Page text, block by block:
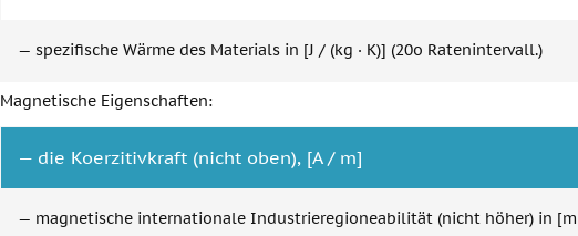
— spezifische Wärme des Materials in [J / (kg · K)] (20o Ratenintervall.)
Magnetische Eigenschaften:
— die Koerzitivkraft (nicht oben), [A / m]
— magnetische internationale Industrieregioneabilität (nicht höher) in